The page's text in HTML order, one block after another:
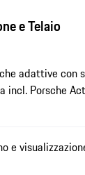
e Telaio
adattive con
incl. Porsche
e